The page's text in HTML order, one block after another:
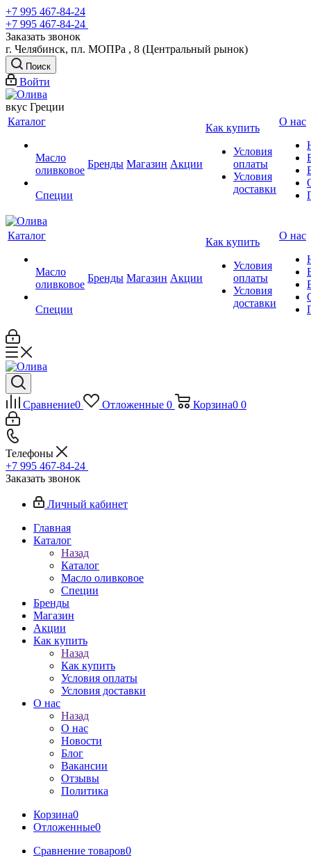
+7 995 467‑84‑24
+7 995 467‑84‑24
Заказать звонок
г. Челябинск, пл. МОПРа , 8 (Центральный рынок)
Поиск
Войти
вкус Греции
Каталог
Масло
оливковое
Специи
Бренды Магазин Акции
Как купить
Условия
оплаты
Условия
доставки
О нас
Каталог
Масло
оливковое
Специи
Бренды Магазин Акции
Как купить
Условия
оплаты
Условия
доставки
О нас
Сравнение0 Отложенные 0 Корзина0 0
Телефоны
+7 995 467‑84‑24
Заказать звонок
Личный кабинет
Главная
Каталог
Назад
Каталог
Масло оливковое
Специи
Бренды
Магазин
Акции
Как купить
Назад
Как купить
Условия оплаты
Условия доставки
О нас
Назад
О нас
Новости
Блог
Вакансии
Отзывы
Политика
Корзина0
Отложенные0
Сравнение товаров0